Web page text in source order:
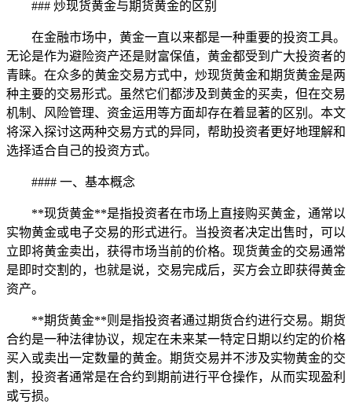
### 炒现货黄金与期货黄金的区别
在金融市场中，黄金一直以来都是一种重要的投资工具。
无论是作为避险资产还是财富保值，黄金都受到广大投资者的
青睐。在众多的黄金交易方式中，炒现货黄金和期货黄金是两
种主要的交易形式。虽然它们都涉及到黄金的买卖，但在交易
机制、风险管理、资金运用等方面却存在着显著的区别。本文
将深入探讨这两种交易方式的异同，帮助投资者更好地理解和
选择适合自己的投资方式。
#### 一、基本概念
**现货黄金**是指投资者在市场上直接购买黄金，通常以
实物黄金或电子交易的形式进行。当投资者决定出售时，可以
立即将黄金卖出，获得市场当前的价格。现货黄金的交易通常
是即时交割的，也就是说，交易完成后，买方会立即获得黄金
资产。
**期货黄金**则是指投资者通过期货合约进行交易。期货
合约是一种法律协议，规定在未来某一特定日期以约定的价格
买入或卖出一定数量的黄金。期货交易并不涉及实物黄金的交
割，投资者通常是在合约到期前进行平仓操作，从而实现盈利
或亏损。